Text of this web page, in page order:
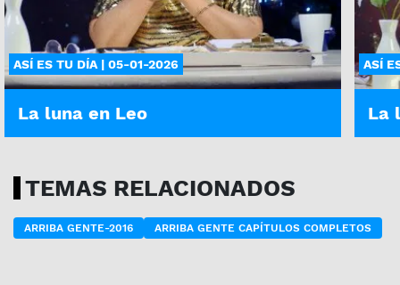
ASÍ ES TU DÍA | 05-01-2026
La luna en Leo
ASÍ
La
TEMAS RELACIONADOS
ARRIBA GENTE-2016 ARRIBA GENTE CAPÍTULOS COMPLETOS